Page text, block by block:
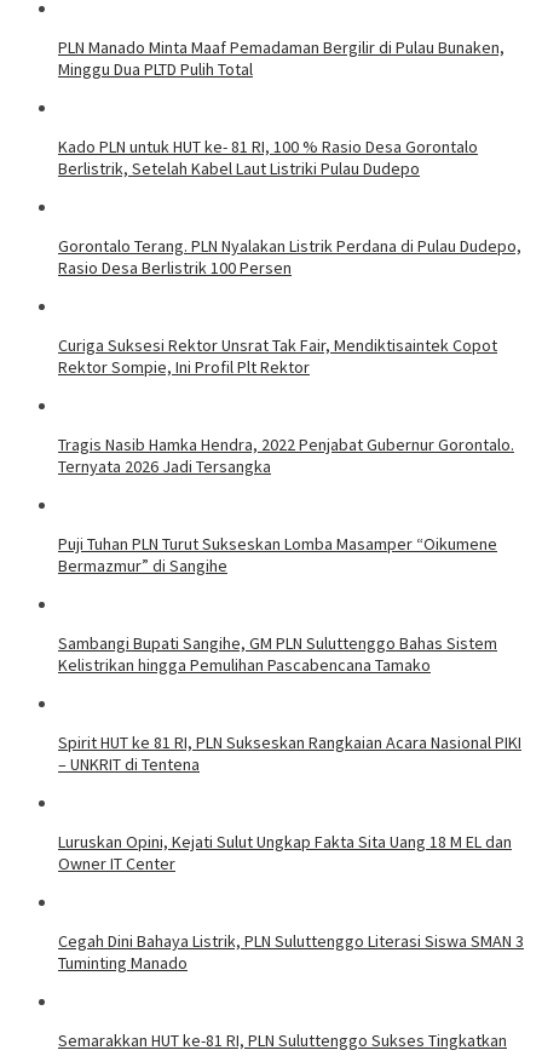
PLN Manado Minta Maaf Pemadaman Bergilir di Pulau Bunaken,
Minggu Dua PLTD Pulih Total
Kado PLN untuk HUT ke- 81 RI, 100 % Rasio Desa Gorontalo
Berlistrik, Setelah Kabel Laut Listriki Pulau Dudepo
Gorontalo Terang. PLN Nyalakan Listrik Perdana di Pulau Dudepo,
Rasio Desa Berlistrik 100 Persen
Curiga Suksesi Rektor Unsrat Tak Fair, Mendiktisaintek Copot
Rektor Sompie, Ini Profil Plt Rektor
Tragis Nasib Hamka Hendra, 2022 Penjabat Gubernur Gorontalo.
Ternyata 2026 Jadi Tersangka
Puji Tuhan PLN Turut Sukseskan Lomba Masamper “Oikumene
Bermazmur” di Sangihe
Sambangi Bupati Sangihe, GM PLN Suluttenggo Bahas Sistem
Kelistrikan hingga Pemulihan Pascabencana Tamako
Spirit HUT ke 81 RI, PLN Sukseskan Rangkaian Acara Nasional PIKI
– UNKRIT di Tentena
Luruskan Opini, Kejati Sulut Ungkap Fakta Sita Uang 18 M EL dan
Owner IT Center
Cegah Dini Bahaya Listrik, PLN Suluttenggo Literasi Siswa SMAN 3
Tuminting Manado
Semarakkan HUT ke-81 RI, PLN Suluttenggo Sukses Tingkatkan